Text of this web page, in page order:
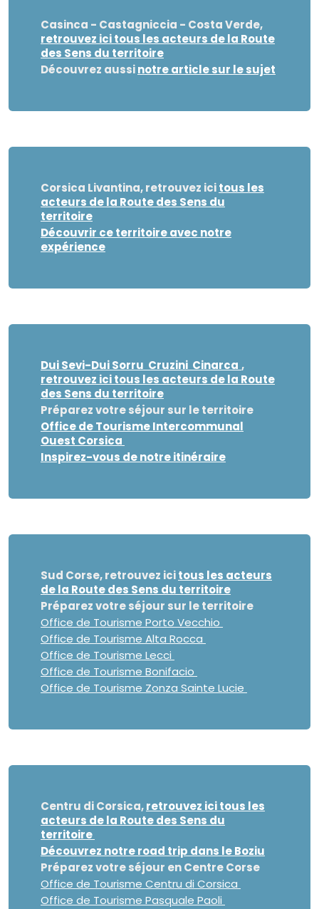
Casinca - Castagniccia - Costa Verde,
retrouvez ici tous les acteurs de la Route
des Sens du territoire
Découvrez aussinotre article sur le sujet
Corsica Livantina, retrouvez icitous les
acteurs de la Route des Sens du
territoire
Découvrir ce territoire avec notre
expérience
Dui Sevi-Dui Sorru Cruzini Cinarca ,
retrouvez ici tous les acteurs de la Route
des Sens du territoire
Préparez votre séjour sur le territoire
Office de Tourisme Intercommunal
Ouest Corsica
Inspirez-vous de notre itinéraire
Sud Corse, retrouvez icitous les acteurs
de la Route des Sens du territoire
Préparez votre séjour sur le territoire
Office de Tourisme Porto Vecchio
Office de Tourisme Alta Rocca
Office de Tourisme Lecci
Office de Tourisme Bonifacio
Office de Tourisme Zonza Sainte Lucie
Centru di Corsica,retrouvez ici tous les
acteurs de la Route des Sens du
territoire
Découvrez notre road trip dans le Boziu
Préparez votre séjour en Centre Corse
Office de Tourisme Centru di Corsica
Office de Tourisme Pasquale Paoli